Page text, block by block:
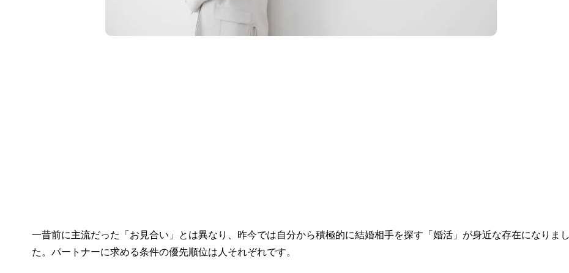
一昔前に主流だった「お見合い」とは異なり、昨今では自分から積極的に結婚相手を探す「婚活」が身近な存在になりまし
た。パートナーに求める条件の優先順位は人それぞれです。